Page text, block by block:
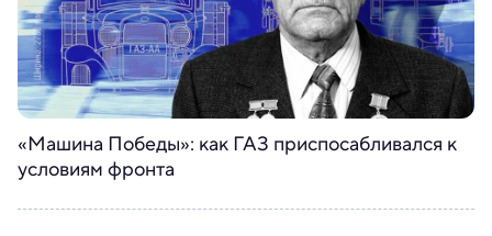
«Машина Победы»: как ГАЗ приспосабливался к
условиям фронта